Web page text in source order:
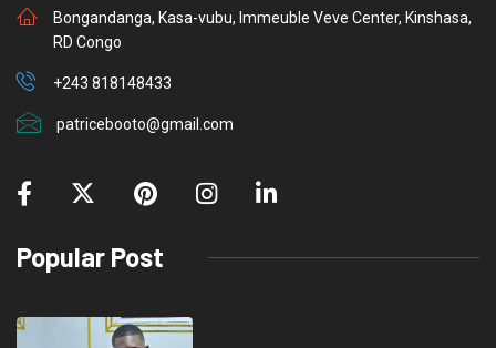
Bongandanga, Kasa-vubu, Immeuble Veve Center, Kinshasa,
RD Congo
+243 818148433
patricebooto@gmail.com
Popular Post